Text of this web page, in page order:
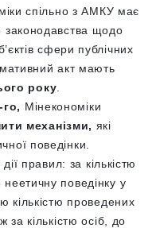
спільно з АМКУ має
законодавства щодо
сфери публічних
акт мають
року
го, Мінекономіки
механізми, які
поведінки.
правил: за кількістю
поведінку у
кількістю проведених
за кількістю осіб, до